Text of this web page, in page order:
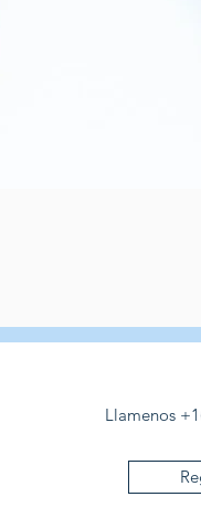
Llamenos